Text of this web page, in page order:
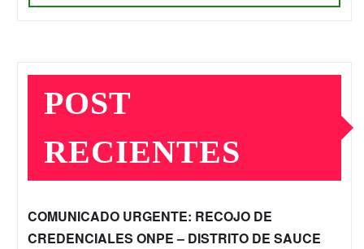
POST
RECIENTES
COMUNICADO URGENTE: RECOJO DE
CREDENCIALES ONPE – DISTRITO DE SAUCE